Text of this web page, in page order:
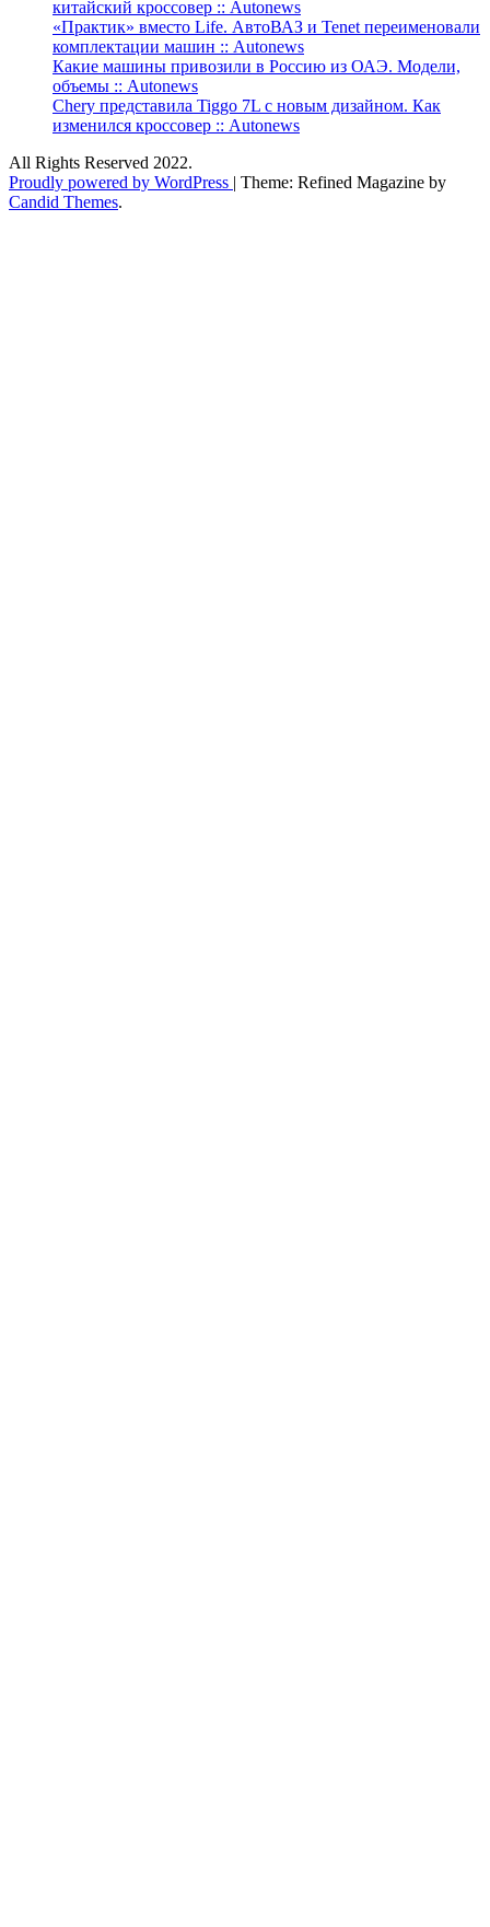
китайский кроссовер :: Autonews
«Практик» вместо Life. АвтоВАЗ и Tenet переименовали
комплектации машин :: Autonews
Какие машины привозили в Россию из ОАЭ. Модели,
объемы :: Autonews
Chery представила Tiggo 7L с новым дизайном. Как
изменился кроссовер :: Autonews
All Rights Reserved 2022.
Proudly powered by WordPress | Theme: Refined Magazine by
Candid Themes.